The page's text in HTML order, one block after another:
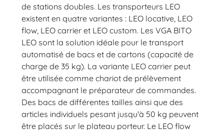
de stations doubles. Les transporteurs LEO
existent en quatre variantes : LEO locative, LEO
flow, LEO carrier et LEO custom. Les VGA BITO
LEO sont la solution idéale pour le transport
automatisé de bacs et de cartons (capacité de
charge de 35 kg). La variante LEO carrier peut
être utilisée comme chariot de prélèvement
accompagnant le préparateur de commandes.
Des bacs de différentes tailles ainsi que des
articles individuels pesant jusqu'à 50 kg peuvent
être placés sur le plateau porteur. Le LEO flow